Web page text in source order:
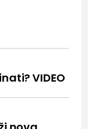
VIDEO